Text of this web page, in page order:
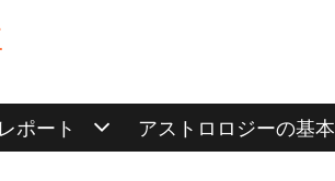
ポート アストロロジーの基本